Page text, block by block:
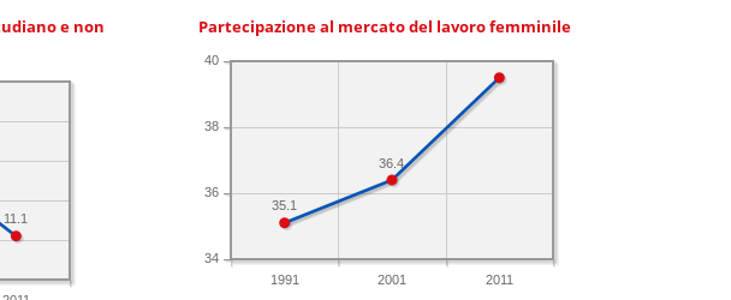
e non
11.1
Partecipazione al mercato del lavoro femminile
1991 2001 2011
34
36
38
40
36.4
35.1